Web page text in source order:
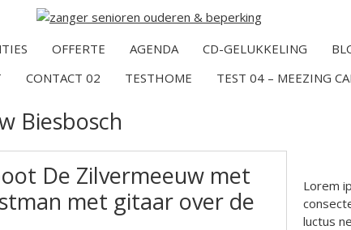
OFFERTE AGENDA CD-GELUKKELING
CONTACT 02 TESTHOME TEST 04 – MEEZING
Biesbosch
De Zilvermeeuw met
met gitaar over de
Lorem
luctus